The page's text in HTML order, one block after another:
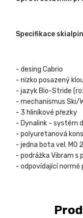
Specifikace
- desing Cabrio
- nízko posazený
- jazyk Bio-Stride
- mechanismus Ski/
- 3 hliníkové přezky
- Dynalink - systém
- polyuretanová
- jedna bota vel.
- podrážka Vibram s
- odpovídající